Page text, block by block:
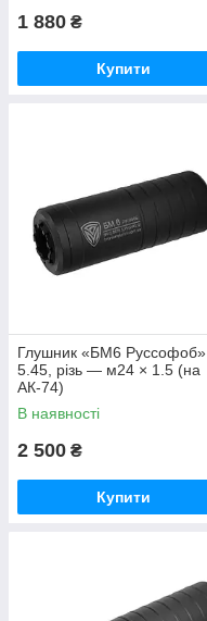
1 880 ₴
Купити
Глушник «БМ6 Руссофоб»
5.45, різь — м24 × 1.5 (на
АК-74)
В наявності
2 500 ₴
Купити